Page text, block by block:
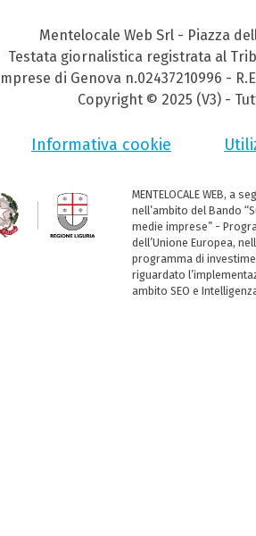
Mentelocale Web Srl - Piazza
Testata giornalistica registrata al
di Genova n.02437210996 -
Copyright © 2025 (V3) -
Informativa cookie
MENTELOCALE WEB,
nell’ambito del Bando
medie imprese” -
dell’Unione Europea,
programma di
riguardato
ambito SEO e